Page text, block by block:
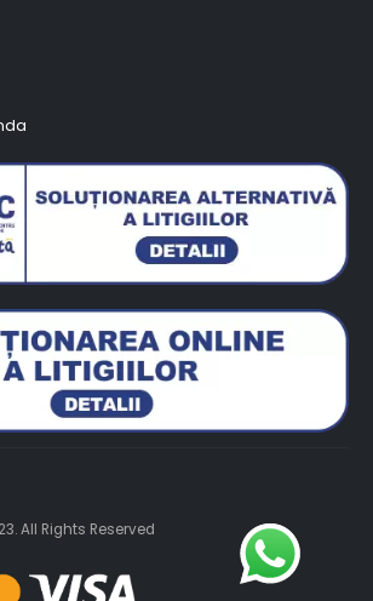
All Rights Reserved